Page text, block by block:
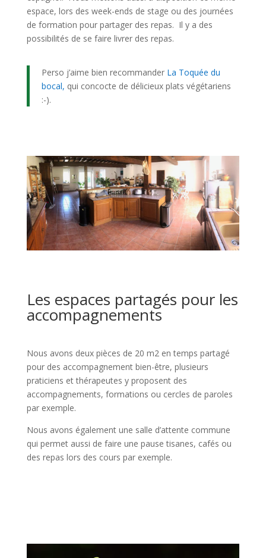
espace, lors des week-ends de stage ou des journées
de formation pour partager des repas. Il y a des
possibilités de se faire livrer des repas.
Perso j’aime bien recommanderLa Toquée du
bocal, qui concocte de délicieux plats végétariens
:-).
Les espaces partagés pour les
accompagnements
Nous avons deux pièces de 20 m2 en temps partagé
pour des accompagnement bien-être, plusieurs
praticiens et thérapeutes y proposent des
accompagnements, formations ou cercles de paroles
par exemple.
Nous avons également une salle d’attente commune
qui permet aussi de faire une pause tisanes, cafés ou
des repas lors des cours par exemple.